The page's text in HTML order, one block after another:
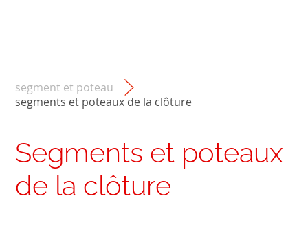
segment et poteau
segments et poteaux de la clôture
Segments et poteaux
de la clôture